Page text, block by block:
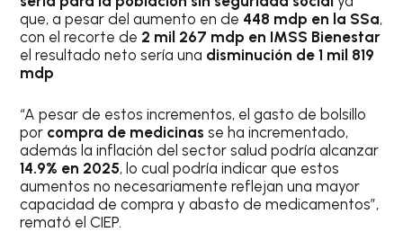
que, a pesar del aumento en de 448 mdp en la SSa,
con el recorte de 2 mil 267 mdp en IMSS Bienestar
el resultado neto sería una disminución de 1 mil 819
mdp
“A pesar de estos incrementos, el gasto de bolsillo
por compra de medicinasse ha incrementado,
además la inflación del sector salud podría alcanzar
14.9% en 2025, lo cual podría indicar que estos
aumentos no necesariamente reflejan una mayor
capacidad de compra y abasto de medicamentos”,
remató el CIEP.